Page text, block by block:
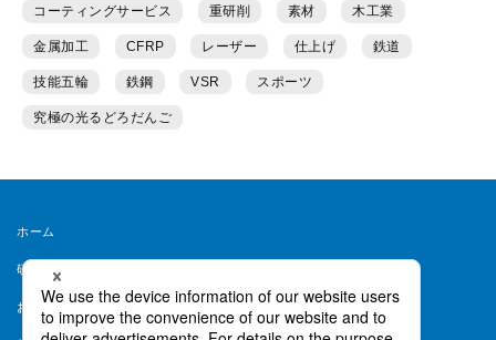
コーティングサービス 重研削 素材 木工業
金属加工 CFRP レーザー 仕上げ 鉄道
技能五輪 鉄鋼 VSR スポーツ
究極の光るどろだんご
ホーム
研磨ラボとは
お問い合わせ 会員規約